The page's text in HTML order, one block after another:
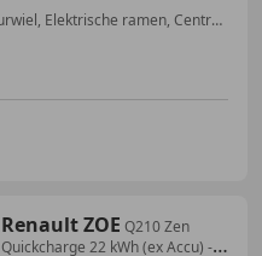
Airconditioning, Multifunctioneel stuurwiel, Elektrische ramen, Centrale vergrendeling, Traction control, Zij-airbags, Bandenspanningscontrole, Airbag passagier
Renault ZOE Q210 Zen
Quickcharge 22 kWh (ex Accu) -